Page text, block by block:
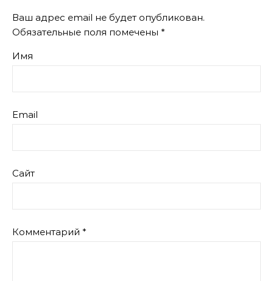
Ваш адрес email не будет опубликован.
Обязательные поля помечены *
Имя
Email
Сайт
Комментарий *